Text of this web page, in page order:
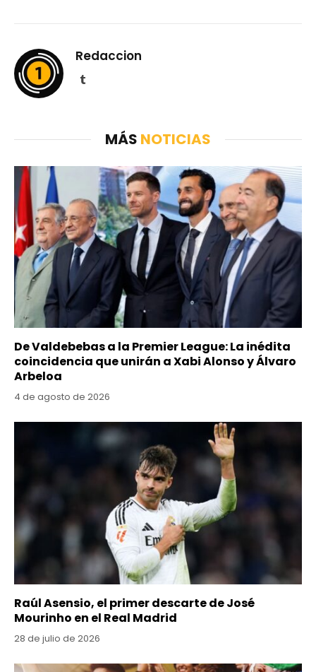
Redaccion
Tumblr
MÁS NOTICIAS
De Valdebebas a la Premier League: La inédita
coincidencia que unirán a Xabi Alonso y Álvaro
Arbeloa
4 de agosto de 2026
Raúl Asensio, el primer descarte de José
Mourinho en el Real Madrid
28 de julio de 2026